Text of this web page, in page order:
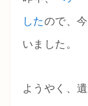
したので、
いました。
ようやく、